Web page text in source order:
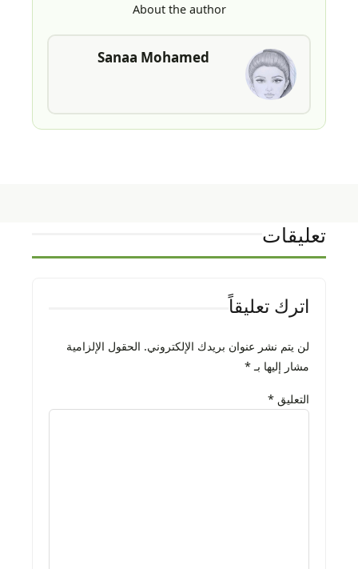
About the author
Sanaa Mohamed
تعليقات
اترك تعليقاً
لن يتم نشر عنوان بريدك الإلكتروني. الحقول الإلزامية
مشار إليها بـ*
التعليق *